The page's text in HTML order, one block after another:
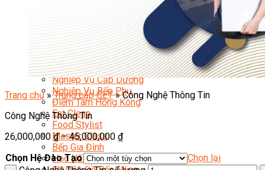
Nghiệp Vụ Bếp Trưởng Bếp Nhật
Nghiệp Vụ Bếp Trưởng Bếp Hoa
Nghiệp Vụ Bếp Hàn
Nghiệp Vụ Bếp Thái
Nghiệp Vụ Bếp Chay
Nghiệp Vụ Quản Lý Bếp
Nghiệp Vụ Cấp Dưỡng
Nghiệp Vụ Bếp Phụ
Điểm Tâm Hồng Kông
Eat Clean
Food Stylist
Master Class
Bếp Gia Đình
Học Nấu Ăn Mở Quán
Trang chủ » Trung cấp CET » Công Nghệ Thông Tin
Công Nghệ Thông Tin
26,000,000₫–45,000,000 ₫
Chọn Hệ Đào Tạo
Chọn lại